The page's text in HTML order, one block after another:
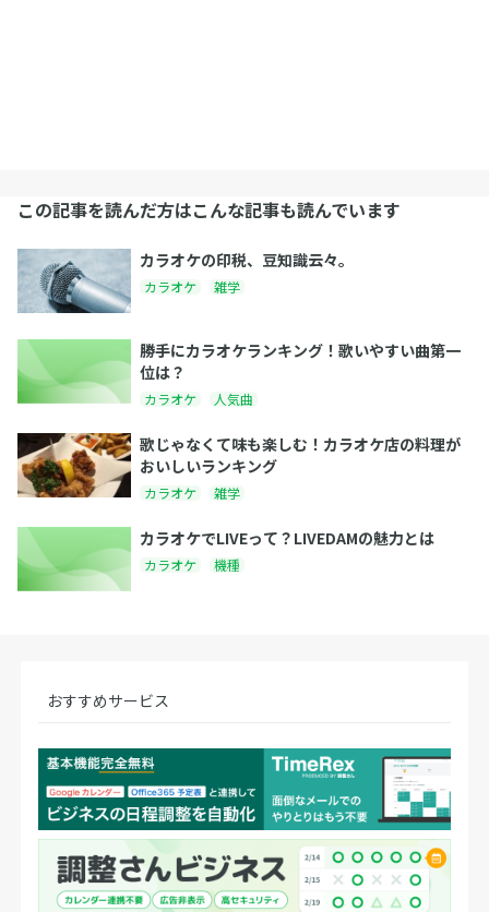
この記事を読んだ方はこんな記事も読んでいます
カラオケの印税、豆知識云々。
カラオケ 雑学
勝手にカラオケランキング！歌いやすい曲第一
位は？
カラオケ 人気曲
歌じゃなくて味も楽しむ！カラオケ店の料理が
おいしいランキング
カラオケ 雑学
カラオケでLIVEって？LIVEDAMの魅力とは
カラオケ 機種
おすすめサービス